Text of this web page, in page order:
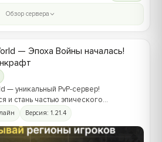
Обзор сервера
— Эпоха Войны началась!
— уникальный PvP-сервер!
и стань частью эпического
между Альвами и Йотунами!
Версия: 1.21.4